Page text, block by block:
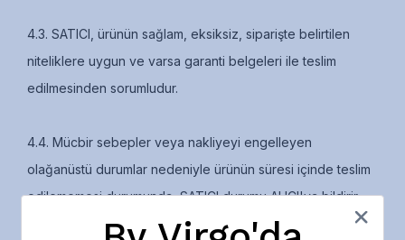
4.3. SATICI, ürünün sağlam, eksiksiz, siparişte belirtilen
niteliklere uygun ve varsa garanti belgeleri ile teslim
edilmesinden sorumludur.
4.4. Mücbir sebepler veya nakliyeyi engelleyen
olağanüstü durumlar nedeniyle ürünün süresi içinde teslim
edilememesi durumunda, SATICI durumu ALICI'ya bildirir.
ALICI, siparişin iptalini, ürünün değiştirilmesini veya teslimat